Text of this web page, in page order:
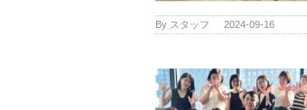
By スタッフ 2024-09-16